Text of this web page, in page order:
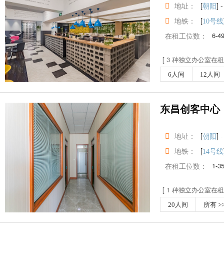
地址： [朝阳]
地铁：
[10号线
在租工位数：
6-
[ 3 种独立办公室在
6人间 12人间
东昌创客中心
地址： [朝阳]
地铁：
[14号线
在租工位数：
1-
[ 1 种独立办公室在
20人间 所有